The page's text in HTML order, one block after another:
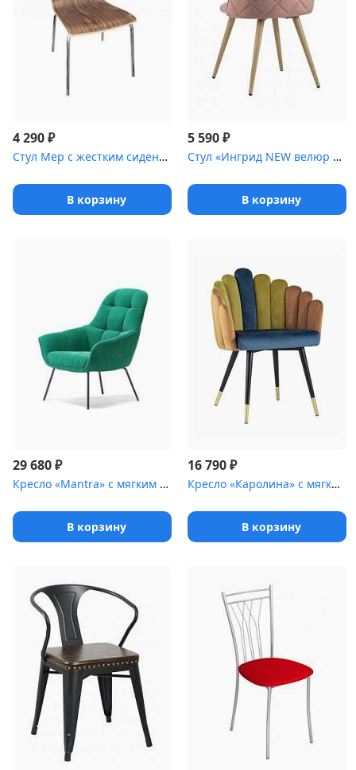
4 290₽
Стул Мер с жестким сиденьем [енга-1 (ножки стальные)]
В корзину
5 590₽
Стул «Ингрид NEW велюр с ромбами» с мягким сиденьем [(ножки сталь...
В корзину
29 680₽
Кресло «Mantra» с мягким сиденьем [(металлический каркас)]
В корзину
16 790₽
Кресло «Каролина» с мягким сиденьем [(ножки стальные)]
В корзину